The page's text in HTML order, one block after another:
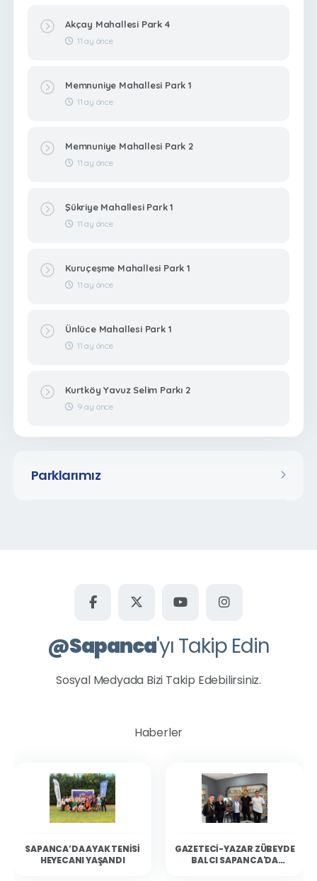
Parklarımız
Akçay Mahallesi Park 4
11 ay önce
Memnuniye Mahallesi Park 1
11 ay önce
Memnuniye Mahallesi Park 2
11 ay önce
Şükriye Mahallesi Park 1
11 ay önce
Kuruçeşme Mahallesi Park 1
11 ay önce
Ünlüce Mahallesi Park 1
11 ay önce
Kurtköy Yavuz Selim Parkı 2
9 ay önce
@Sapanca'yı Takip Edin
Sosyal Medyada Bizi Takip Edebilirsiniz.
Haberler
SAPANCA’DA AYAK TENISI
HEYECANI YAŞANDI
GAZETECI-YAZAR ZÜBEYDE
BALCI SAPANCA'DA